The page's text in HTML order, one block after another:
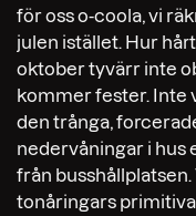
för oss o-coola, vi
julen istället. Hur
oktober tyvärr inte
kommer fester. Inte
den trånga,
nedervåningar i hus
från
tonåringars primitiva